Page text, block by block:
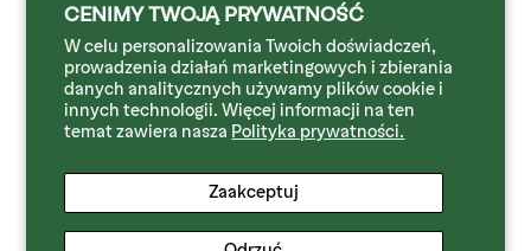
CENIMY TWOJĄ PRYWATNOŚĆ
W celu personalizowania Twoich doświadczeń,
prowadzenia działań marketingowych i zbierania
danych analitycznych używamy plików cookie i
innych technologii. Więcej informacji na ten
temat zawiera nasza Polityka prywatności.
Zaakceptuj
Dostawa i płatność
Polityka prywatności